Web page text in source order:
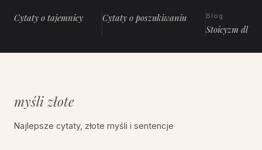
Cytaty o tajemnicy Cytaty o poszukiwaniu Blog
Stoicyzm dla
myśli złote
Najlepsze cytaty, złote myśli i sentencje